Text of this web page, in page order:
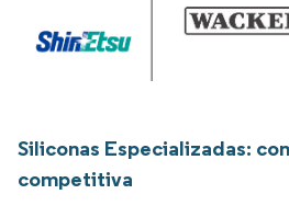
Siliconas Especializadas:
competitiva